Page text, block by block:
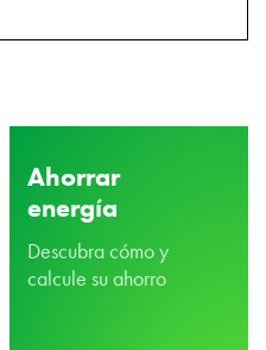
Ahorrar
energía
Descubra cómo y
calcule su ahorro